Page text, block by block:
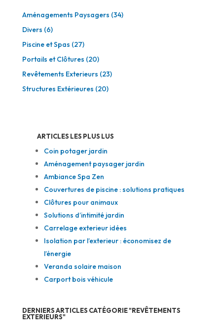
Aménagements Paysagers (34)
Divers (6)
Piscine et Spas (27)
Portails et Clôtures (20)
Revêtements Exterieurs (23)
Structures Extérieures (20)
ARTICLES LES PLUS LUS
Coin potager jardin
Aménagement paysager jardin
Ambiance Spa Zen
Couvertures de piscine : solutions pratiques
Clôtures pour animaux
Solutions d’intimité jardin
Carrelage exterieur idées
Isolation par l’exterieur : économisez de
l’énergie
Veranda solaire maison
Carport bois véhicule
DERNIERS ARTICLES CATÉGORIE "REVÊTEMENTS
EXTERIEURS"